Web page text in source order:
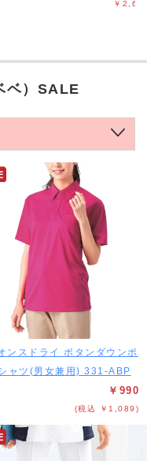
￥
ベ）SALE
ンスドライ ボタンダウンポ
ャツ(男女兼用) 331-ABP
￥990
(税込 ￥1,089)